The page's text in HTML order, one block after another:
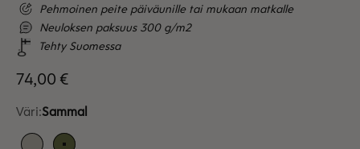
Pehmoinen peite päiväunille tai mukaan matkalle
Neuloksen paksuus 300 g/m2
Tehty Suomessa
Alennushinta
74,00 €
Väri:Sammal